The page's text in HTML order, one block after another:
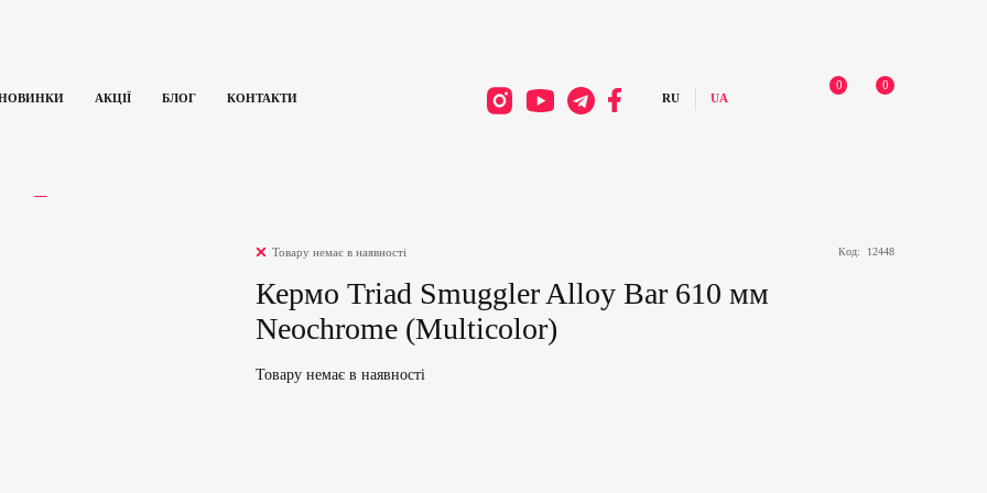
АКЦІЇ БЛОГ КОНТАКТИ
0 0
Товару немає в наявності Код: 12448
Кермо Triad Smuggler Alloy Bar 610 мм
Neochrome (Multicolor)
Товару немає в наявності